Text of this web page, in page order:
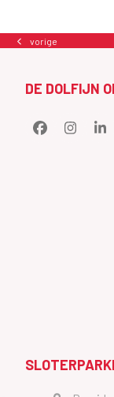
previous
vorige
DE DOLFIJN
Facebook